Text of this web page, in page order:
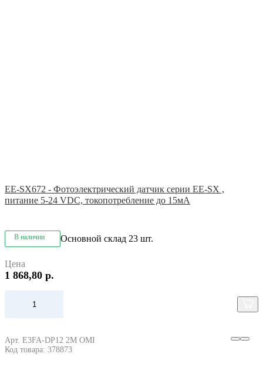
EE-SX672 - Фотоэлектрический датчик серии EE-SX ,
питание 5-24 VDC, токопотребление до 15мА
В наличии Основной склад 23 шт.
Цена
1 868,80 р.
Арт. E3FA-DP12 2M OMI
Код товара: 378873